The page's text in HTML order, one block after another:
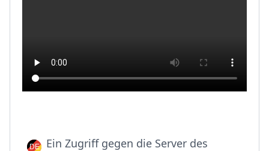
Ein Zugriff gegen die Server des